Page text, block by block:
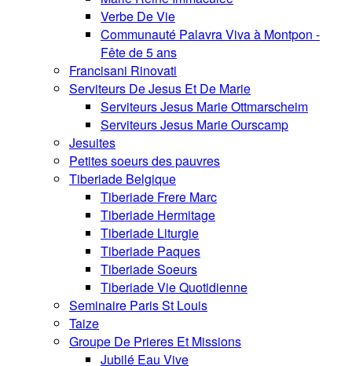
Verbe De Vie
Communauté Palavra Viva à Montpon -
Fête de 5 ans
Francisani Rinovati
Serviteurs De Jesus Et De Marie
Serviteurs Jesus Marie Ottmarscheim
Serviteurs Jesus Marie Ourscamp
Jesuites
Petites soeurs des pauvres
Tiberiade Belgique
Tiberiade Frere Marc
Tiberiade Hermitage
Tiberiade Liturgie
Tiberiade Paques
Tiberiade Soeurs
Tiberiade Vie Quotidienne
Seminaire Paris St Louis
Taize
Groupe De Prieres Et Missions
Jubilé Eau Vive